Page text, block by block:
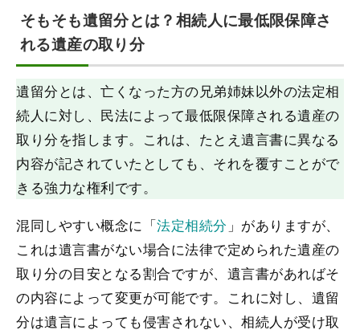
そもそも遺留分とは？相続人に最低限保障さ
れる遺産の取り分
遺留分とは、亡くなった方の兄弟姉妹以外の法定相
続人に対し、民法によって最低限保障される遺産の
取り分を指します。これは、たとえ遺言書に異なる
内容が記されていたとしても、それを覆すことがで
きる強力な権利です。
混同しやすい概念に「法定相続分 」がありますが、
これは遺言書がない場合に法律で定められた遺産の
取り分の目安となる割合ですが、遺言書があればそ
の内容によって変更が可能です。これに対し、遺留
分は遺言によっても侵害されない、相続人が受け取